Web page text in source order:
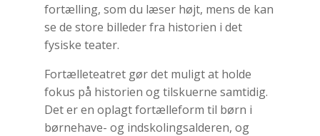
fortælling, som du læser højt, mens de kan
se de store billeder fra historien i det
fysiske teater.
Fortælleteatret gør det muligt at holde
fokus på historien og tilskuerne samtidig.
Det er en oplagt fortælleform til børn i
børnehave- og indskolingsalderen, og